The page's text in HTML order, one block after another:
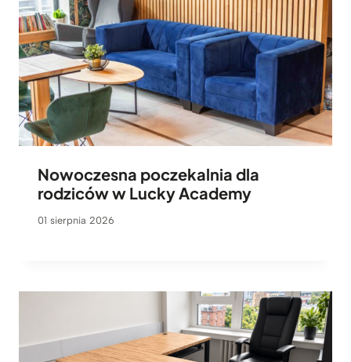
Nowoczesna poczekalnia dla
rodziców w Lucky Academy
01 sierpnia 2026